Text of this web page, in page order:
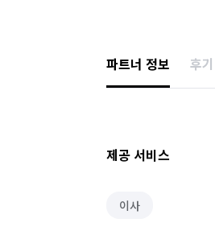
파트너 정보 후기
제공 서비스
이사